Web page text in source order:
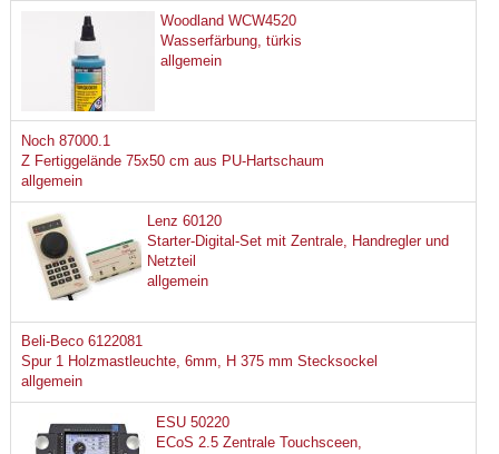
Woodland WCW4520
Wasserfärbung, türkis
allgemein
Noch 87000.1
Z Fertiggelände 75x50 cm aus PU-Hartschaum
allgemein
Lenz 60120
Starter-Digital-Set mit Zentrale, Handregler und
Netzteil
allgemein
Beli-Beco 6122081
Spur 1 Holzmastleuchte, 6mm, H 375 mm Stecksockel
allgemein
ESU 50220
ECoS 2.5 Zentrale Touchsceen,